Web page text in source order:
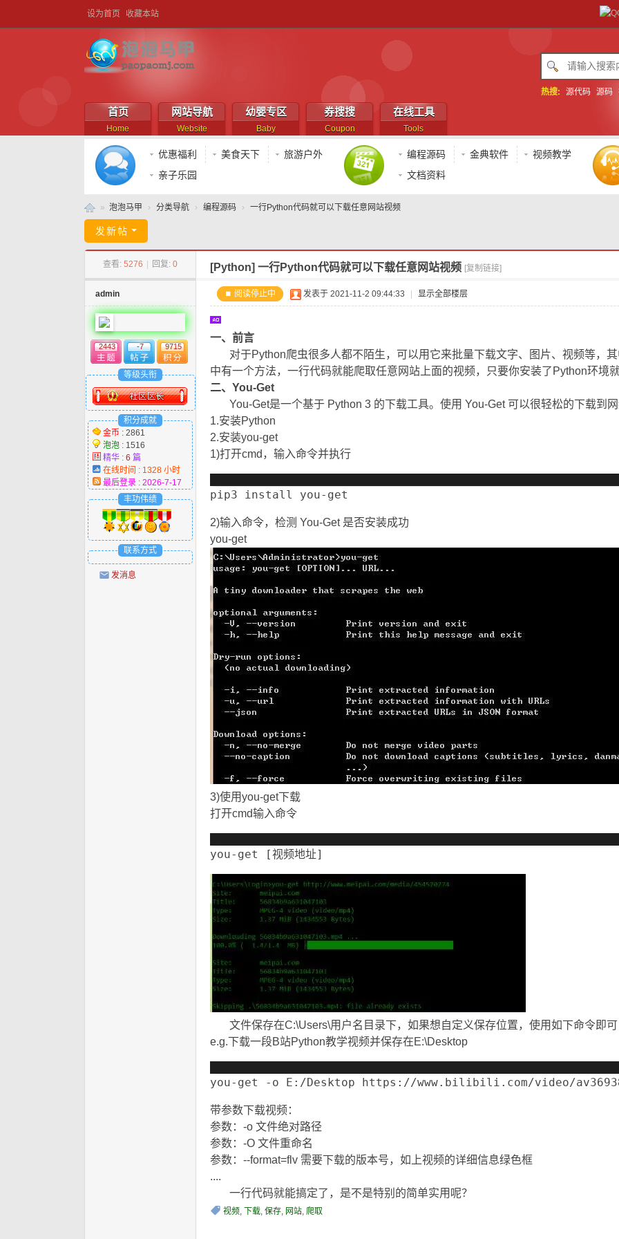
设为首页 收藏本站
热搜: 源代码 源码
首页
Home
网站导航
Website
幼婴专区
Baby
券搜搜
Coupon
在线工具
Tools
优惠福利 美食天下
旅游户外
亲子乐园
编程源码 金典软件
视频教学
文档资料
泡
» 泡泡马甲 › 分类导航 › 编程源码 › 一行Python代码就可以下载任意网站视频
发新帖
查看: 5276 回复: 0 [Python] 一行Python代码就可以下载任意网站视频 [复制链接]
admin
2443 -7 9715
等级头衔
积分成就
金币 : 2861
泡泡 : 1516
精华 : 6 篇
在线时间 : 1328 小时
最后登录 : 2026-7-17
丰功伟绩
联系方式
发消息
发表于 2021-11-2 09:44:33 显示全部楼层
⏹ 阅读停止中
一、前言
对于Python爬虫很多人都不陌生，可以用它来批量下载文字、图片、视频等，
中有一个方法，一行代码就能爬取任意网站上面的视频，只要你安装了Python环境
二、You-Get
You-Get是一个基于 Python 3 的下载工具。使用 You-Get 可以很轻松的下载到网
1.安装Python
2.安装you-get
1)打开cmd，输入命令并执行
pip3 install you-get
2)输入命令，检测 You-Get 是否安装成功
you-get
3)使用you-get下载
打开cmd输入命令
you-get [视频地址]
文件保存在C:\Users\用户名目录下，如果想自定义保存位置，使用如下命令即可
e.g.下载一段B站Python教学视频并保存在E:\Desktop
you-get -o E:/Desktop https://www.bilibili.com/video/
带参数下载视频：
参数：-o 文件绝对路径
参数：-O 文件重命名
参数：--format=flv 需要下载的版本号，如上视频的详细信息绿色框
....
一行代码就能搞定了，是不是特别的简单实用呢？
视频, 下载, 保存, 网站, 爬取